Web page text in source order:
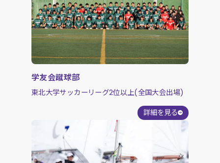
学友会蹴球部
東北大学サッカーリーグ2位以上(全国大会出場)
詳細を見る